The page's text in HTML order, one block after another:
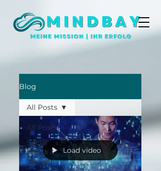
Blog
All Posts
Social
Media &
Content
All Posts
Load video